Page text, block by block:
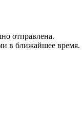
отправлена.
в ближайшее время.